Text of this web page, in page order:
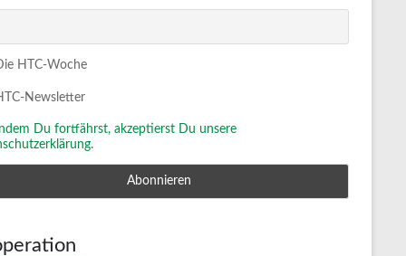
HTC-Woche
Newsletter
Indem Du fortfährst, akzeptierst Du unsere